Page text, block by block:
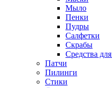
Мыло
Пенки
Пудры
Салфетки
Скрабы
Средства
Патчи
Пилинги
Стики